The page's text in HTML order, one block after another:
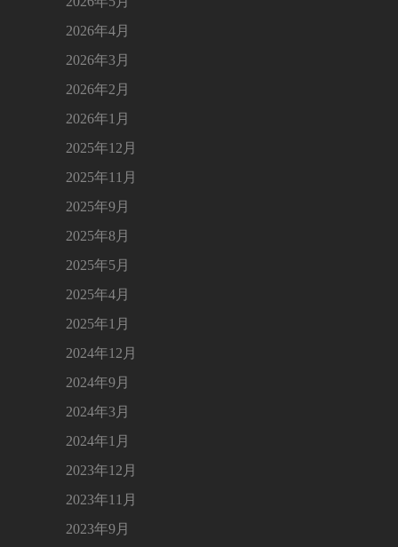
2026年4月
2026年3月
2026年2月
2026年1月
2025年12月
2025年11月
2025年9月
2025年8月
2025年5月
2025年4月
2025年1月
2024年12月
2024年9月
2024年3月
2024年1月
2023年12月
2023年11月
2023年9月